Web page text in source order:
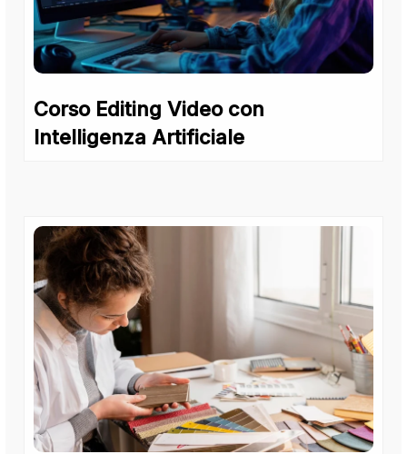
Corso Editing Video con
Intelligenza Artificiale